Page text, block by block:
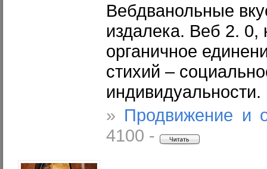
Вебдванольные
издалека. Веб 2. 0,
органичное
стихий –
индивидуальности.
» Продвижение и
4100 -